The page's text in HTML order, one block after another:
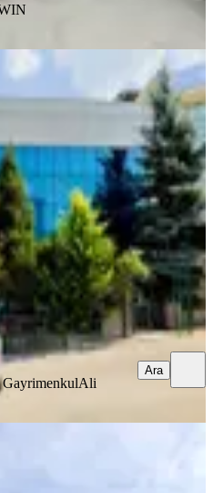
M2 Kiralık İşyeri
·Düz Giriş (Zemin)·
Ali
Ara